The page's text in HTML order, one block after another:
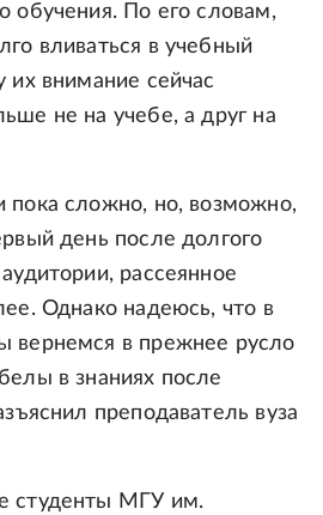
обучения. По его словам,
вливаться в учебный
их внимание сейчас
не на учебе, а друг на
пока сложно, но, возможно,
день после долгого
рассеянное
Однако надеюсь, что в
вернемся в прежнее русло
в знаниях после
преподаватель вуза
студенты МГУ им.